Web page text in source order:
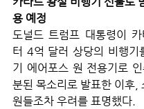
용 예정
도널드 트럼프 대통령이
터 4억 달러 상당의 비행기
기 에어포스 원 전용기로
분된 목소리로 발표한 이후,
원들조차 우려를 표명했다.